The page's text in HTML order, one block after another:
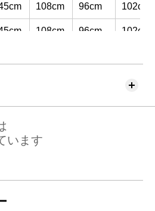
108cm 96cm 102cm
108cm 96cm 102cm
116cm 104cm 110cm
います